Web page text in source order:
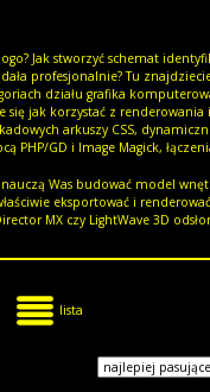
Jak stworzyć schemat
profesjonalnie? Tu
działu grafika
się jak korzystać z
arkuszy CSS,
PHP/GD i Image Magick,
Was budować model
eksportować i
MX czy LightWave 3D
lista